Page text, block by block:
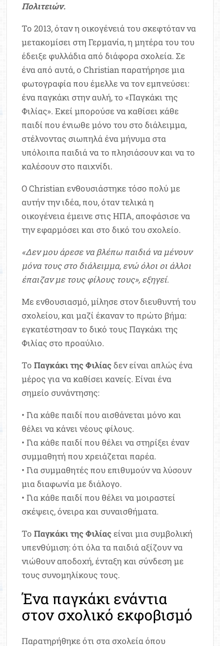
Πολιτειών.
Το 2013, όταν η οικογένειά του σκεφτόταν να
μετακομίσει στη Γερμανία, η μητέρα του του
έδειξε φυλλάδια από διάφορα σχολεία. Σε
ένα από αυτά, ο Christian παρατήρησε μια
φωτογραφία που έμελλε να τον εμπνεύσει:
ένα παγκάκι στην αυλή, το «Παγκάκι της
Φιλίας». Εκεί μπορούσε να καθίσει κάθε
παιδί που ένιωθε μόνο του στο διάλειμμα,
στέλνοντας σιωπηλά ένα μήνυμα στα
υπόλοιπα παιδιά να το πλησιάσουν και να το
καλέσουν στο παιχνίδι.
Ο Christian ενθουσιάστηκε τόσο πολύ με
αυτήν την ιδέα, που, όταν τελικά η
οικογένεια έμεινε στις ΗΠΑ, αποφάσισε να
την εφαρμόσει και στο δικό του σχολείο.
«Δεν μου άρεσε να βλέπω παιδιά να μένουν
μόνα τους στο διάλειμμα, ενώ όλοι οι άλλοι
έπαιζαν με τους φίλους τους», εξηγεί.
Με ενθουσιασμό, μίλησε στον διευθυντή του
σχολείου, και μαζί έκαναν το πρώτο βήμα:
εγκατέστησαν το δικό τους Παγκάκι της
Φιλίας στο προαύλιο.
ΤοΠαγκάκι της Φιλίαςδεν είναι απλώς ένα
μέρος για να καθίσει κανείς. Είναι ένα
σημείο συνάντησης:
• Για κάθε παιδί που αισθάνεται μόνο και
θέλει να κάνει νέους φίλους.
• Για κάθε παιδί που θέλει να στηρίξει έναν
συμμαθητή που χρειάζεται παρέα.
• Για συμμαθητές που επιθυμούν να λύσουν
μια διαφωνία με διάλογο.
• Για κάθε παιδί που θέλει να μοιραστεί
σκέψεις, όνειρα και συναισθήματα.
ΤοΠαγκάκι της Φιλίας είναι μια συμβολική
υπενθύμιση: ότι όλα τα παιδιά αξίζουν να
νιώθουν αποδοχή, ένταξη και σύνδεση με
τους συνομηλίκους τους.
Ένα παγκάκι ενάντια
στον σχολικό εκφοβισμό
Παρατηρήθηκε ότι στα σχολεία όπου